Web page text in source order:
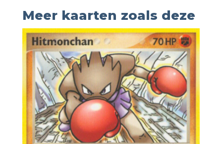
Meer kaarten zoals deze